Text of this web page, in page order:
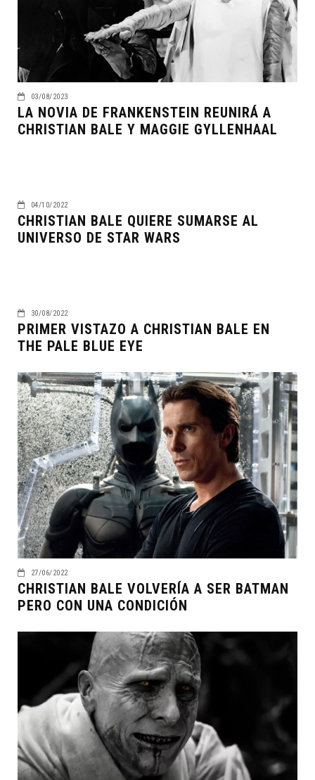
03/08/2023
LA NOVIA DE FRANKENSTEIN REUNIRÁ A
CHRISTIAN BALE Y MAGGIE GYLLENHAAL
04/10/2022
CHRISTIAN BALE QUIERE SUMARSE AL
UNIVERSO DE STAR WARS
30/08/2022
PRIMER VISTAZO A CHRISTIAN BALE EN
THE PALE BLUE EYE
27/06/2022
CHRISTIAN BALE VOLVERÍA A SER BATMAN
PERO CON UNA CONDICIÓN